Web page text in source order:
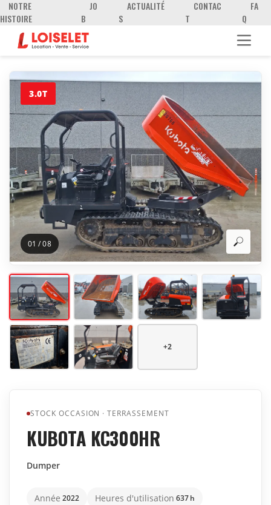
NOTRE
HISTOIRE
JO
B
ACTUALITÉ
S
CONTAC
T
FA
Q
3.0T
01 /08
+2
STOCK OCCASION ·TERRASSEMENT
KUBOTA KC300HR
Dumper
Année 2022 Heures d'utilisation 637h